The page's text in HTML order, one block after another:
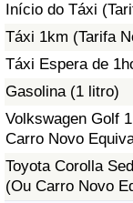
Início do Táxi
Táxi 1km (Tarifa
Táxi Espera de
Gasolina (1 litro)
Volkswagen Golf
Carro Novo
Toyota Corolla
(Ou Carro Novo